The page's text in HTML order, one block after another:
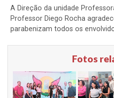
A Direção da unidade
Professor Diego Rocha
parabenizam todos os
Fotos